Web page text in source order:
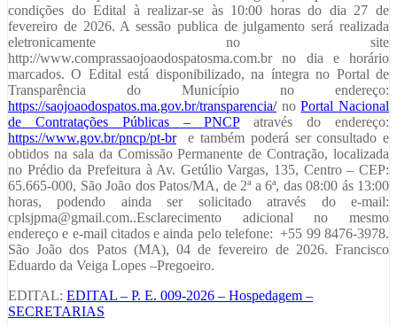
condições do Edital à realizar-se às 10:00 horas do dia 27 de
fevereiro de 2026. A sessão publica de julgamento será realizada
eletronicamente no site
http://www.comprassaojoaodospatosma.com.br no dia e horário
marcados. O Edital está disponibilizado, na íntegra no Portal de
Transparência do Município no endereço:
https://saojoaodospatos.ma.gov.br/transparencia/noPortal Nacional
de Contratações Públicas – PNCPatravés do endereço:
https://www.gov.br/pncp/pt-bre também poderá ser consultado e
obtidos na sala da Comissão Permanente de Contração, localizada
no Prédio da Prefeitura à Av. Getúlio Vargas, 135, Centro – CEP:
65.665-000, São João dos Patos/MA, de 2ª a 6ª, das 08:00 ás 13:00
horas, podendo ainda ser solicitado através do e-mail:
cplsjpma@gmail.com..Esclarecimento adicional no mesmo
endereço e e-mail citados e ainda pelo telefone: +55 99 8476-3978.
São João dos Patos (MA), 04 de fevereiro de 2026. Francisco
Eduardo da Veiga Lopes –Pregoeiro.
EDITAL: EDITAL – P. E. 009-2026 – Hospedagem –
SECRETARIAS